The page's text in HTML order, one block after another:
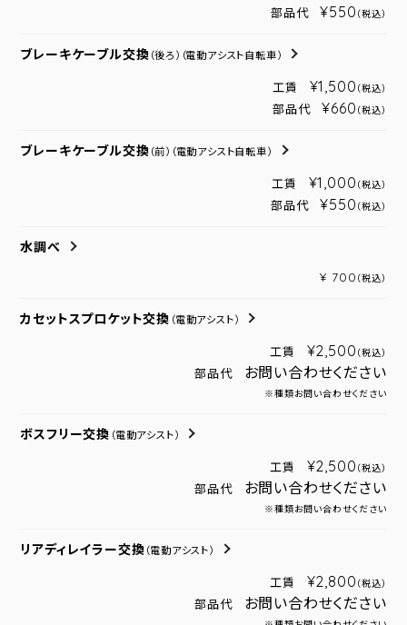
部品代 ¥550 （税込）
ブレーキケーブル交換 （後ろ） （電動アシスト自転車）
工賃 ¥1,500 （税込）
部品代 ¥660 （税込）
ブレーキケーブル交換 （前） （電動アシスト自転車）
工賃 ¥1,000 （税込）
部品代 ¥550 （税込）
水調べ
¥ 700 （税込）
カセットスプロケット交換 （電動アシスト）
工賃 ¥2,500 （税込）
部品代 お問い合わせください
※種類お問い合わせください
ボスフリー交換 （電動アシスト）
工賃 ¥2,500 （税込）
部品代 お問い合わせください
※種類お問い合わせください
リアディレイラー交換 （電動アシスト）
工賃 ¥2,800 （税込）
部品代 お問い合わせください